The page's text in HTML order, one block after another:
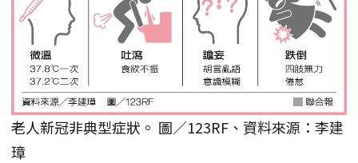
老人新冠非典型症狀。 圖／123RF、資料來源：李建
璋